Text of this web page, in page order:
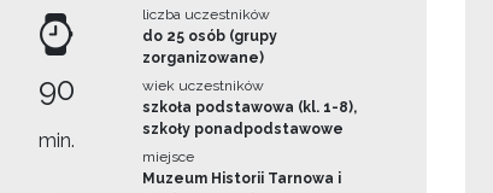
90
min.
liczba uczestników
do 25 osób (grupy
zorganizowane)
wiek uczestników
szkoła podstawowa (kl. 1-8),
szkoły ponadpodstawowe
miejsce
Muzeum Historii Tarnowa i